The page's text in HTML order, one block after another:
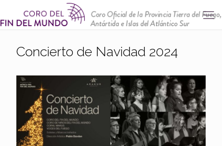
Concierto de Navidad 2024